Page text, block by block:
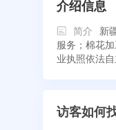
介绍信息
简介
新
服务；棉花
业执照依法自
访客如何